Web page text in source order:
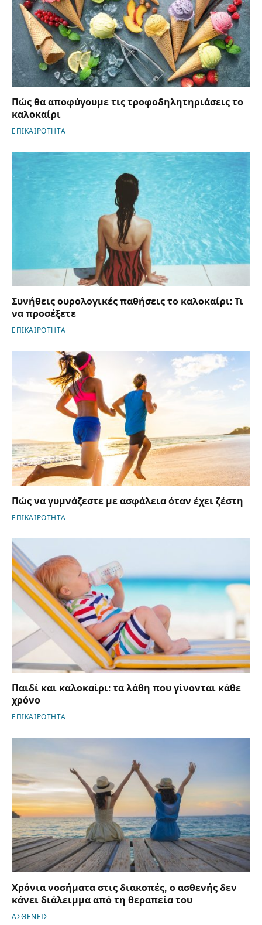
Πώς θα αποφύγουμε τις τροφοδηλητηριάσεις το
καλοκαίρι
ΕΠΙΚΑΙΡΟΤΗΤΑ
Συνήθεις ουρολογικές παθήσεις το καλοκαίρι: Τι
να προσέξετε
ΕΠΙΚΑΙΡΟΤΗΤΑ
Πώς να γυμνάζεστε με ασφάλεια όταν έχει ζέστη
ΕΠΙΚΑΙΡΟΤΗΤΑ
Παιδί και καλοκαίρι: τα λάθη που γίνονται κάθε
χρόνο
ΕΠΙΚΑΙΡΟΤΗΤΑ
Χρόνια νοσήματα στις διακοπές, ο ασθενής δεν
κάνει διάλειμμα από τη θεραπεία του
ΑΣΘΕΝΕΙΣ